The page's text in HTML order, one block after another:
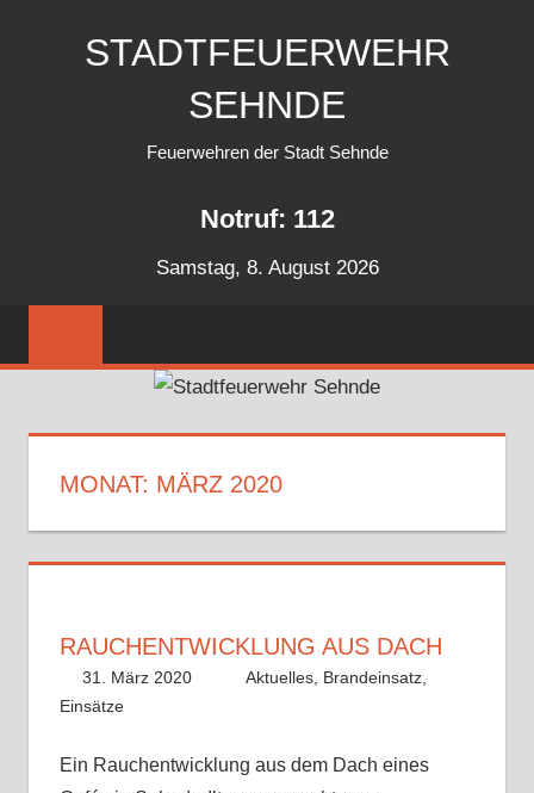
STADTFEUERWEHR
SEHNDE
Feuerwehren der Stadt Sehnde
Notruf: 112
Samstag, 8. August 2026
MONAT: MÄRZ 2020
RAUCHENTWICKLUNG AUS DACH
31. März 2020 Alex Meyer
Aktuelles, Brandeinsatz,
Einsätze
Ein Rauchentwicklung aus dem Dach eines